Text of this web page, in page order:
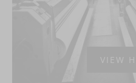
VIEW